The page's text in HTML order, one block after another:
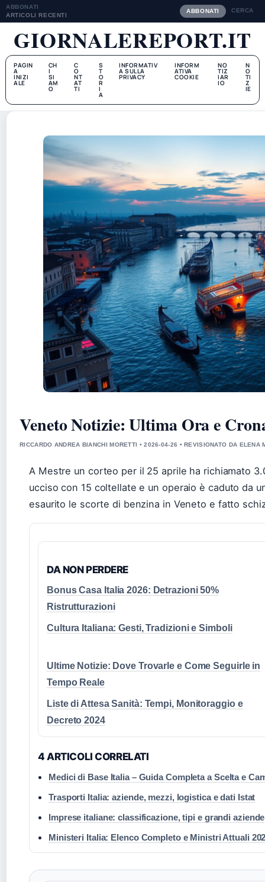
ABBONATI
ARTICOLI RECENTI
ABBONATI CERCA
GIORNALEREPORT.IT
PAGIN
A
INIZI
ALE
CH
I
SI
AM
O
C
O
NT
AT
TI
S
T
O
R
I
A
INFORMATIV
A SULLA
PRIVACY
INFORM
ATIVA
COOKIE
NO
TIZ
IAR
IO
N
O
TI
Z
IE
Veneto Notizie: Ultima Ora e
RICCARDO ANDREA BIANCHI MORETTI • 2026-04-26 • REVISIONATO DA ELENA
A Mestre un corteo per il 25 aprile ha richiamato
ucciso con 15 coltellate e un operaio è caduto da
esaurito le scorte di benzina in Veneto e fatto
DA NON PERDERE
Bonus Casa Italia 2026: Detrazioni 50%
Ristrutturazioni
Cultura Italiana: Gesti, Tradizioni e Simboli
Ultime Notizie: Dove Trovarle e Come Seguirle in
Tempo Reale
Liste di Attesa Sanità: Tempi, Monitoraggio e
Decreto 2024
4 ARTICOLI CORRELATI
Medici di Base Italia – Guida Completa a Scelta e
Trasporti Italia: aziende, mezzi, logistica e dati Istat
Imprese italiane: classificazione, tipi e grandi aziende
Ministeri Italia: Elenco Completo e Ministri Attuali